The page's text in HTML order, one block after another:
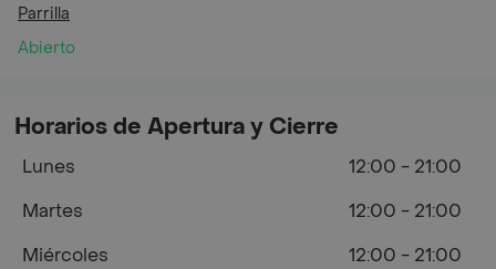
Parrilla
Abierto
Horarios de Apertura y Cierre
Lunes
12:00 - 21:00
Martes
12:00 - 21:00
Miércoles
12:00 - 21:00